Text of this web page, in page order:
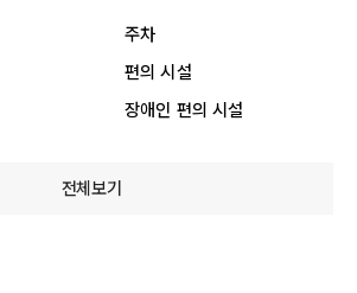
주차
편의 시설
장애인 편의 시설
전체보기